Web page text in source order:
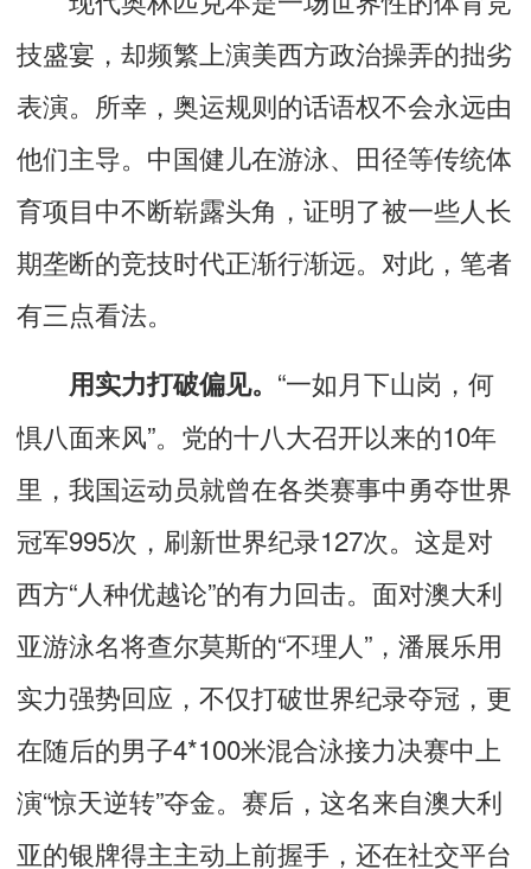
技盛宴，却频繁上演美西方政治操弄的拙劣
表演。所幸，奥运规则的话语权不会永远由
他们主导。中国健儿在游泳、田径等传统体
育项目中不断崭露头角，证明了被一些人长
期垄断的竞技时代正渐行渐远。对此，笔者
有三点看法。
用实力打破偏见。 “一如月下山岗，何
惧八面来风”。党的十八大召开以来的10年
里，我国运动员就曾在各类赛事中勇夺世界
冠军995次，刷新世界纪录127次。这是对
西方“人种优越论”的有力回击。面对澳大利
亚游泳名将查尔莫斯的“不理人”，潘展乐用
实力强势回应，不仅打破世界纪录夺冠，更
在随后的男子4*100米混合泳接力决赛中上
演“惊天逆转”夺金。赛后，这名来自澳大利
亚的银牌得主主动上前握手，还在社交平台